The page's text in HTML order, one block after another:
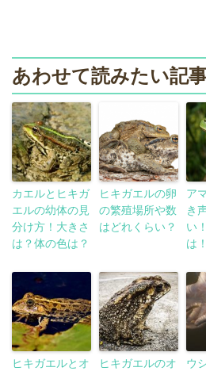
あわせて読みたい記
カエルとヒキガ
エルの幼体の見
分け方！大きさ
は？体の色は？
ヒキガエルの卵
の繁殖場所や数
はどれくらい？
ア
き
い
は
ヒキガエルとオ
ヒキガエルのオ
ウ